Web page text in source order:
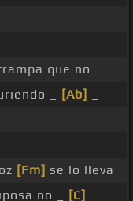
que no
_ [Ab]
[Fm] se lo lleva
no _
[C]